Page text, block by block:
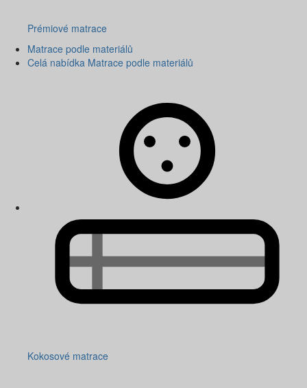
Prémiové matrace
Matrace podle materiálů
Celá nabídka Matrace podle materiálů
Kokosové matrace